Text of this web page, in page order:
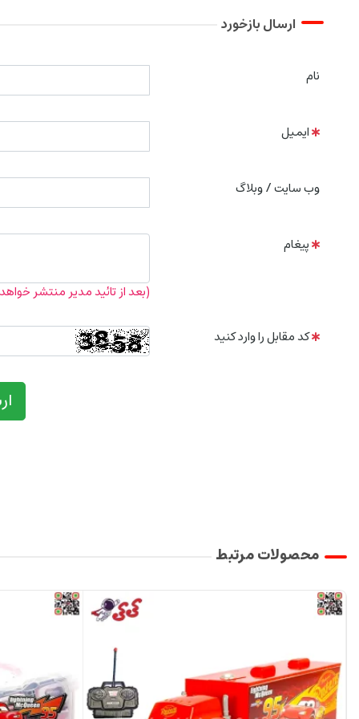
ارسال بازخورد
نام
ایمیل
وب سایت / وبلاگ
پیغام
(بعد از تائید مدیر منتشر
کد مقابل را وارد کنید
محصولات مرتبط